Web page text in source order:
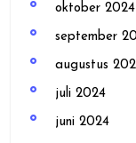
oktober 2024
september
augustus
juli 2024
juni 2024